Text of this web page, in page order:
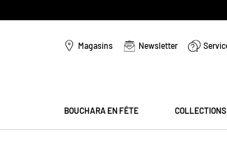
Magasins Newsletter
BOUCHARA EN FÊTE COLLECTIONS